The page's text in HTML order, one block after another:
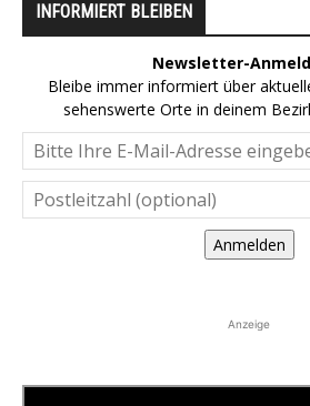
INFORMIERT BLEIBEN
Newsletter-
Bleibe immer informiert über
sehenswerte Orte in deinem
Anmelden
Anzeige